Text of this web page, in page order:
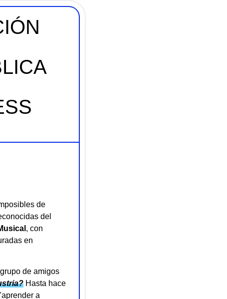
de
del
, con
en
de amigos
Hasta hace
a